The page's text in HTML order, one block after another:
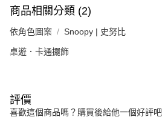
商品相關分類 (2)
依角色圖案 Snoopy | 史努比
桌遊．卡通擺飾
評價
喜歡這個商品嗎？購買後給他一個好評吧